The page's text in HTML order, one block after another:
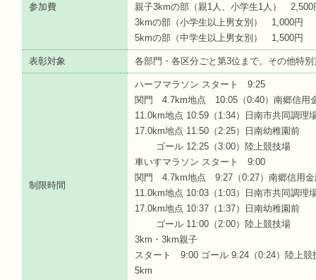
参加費
親子3kmの部（親1人、小学生1人） 2,500
3kmの部（小学生以上男女別） 1,000円
5kmの部（中学生以上男女別） 1,500円
表彰対象 各部門・各区分ごと第3位まで。その他特
制限時間
ハーフマラソン スタート 9:25
関門 4.7km地点 10:05（0:40）南郷信用
11.0km地点 10:59（1:34）日南市共同調理
17.0km地点 11:50（2:25）日南幼稚園前
ゴール 12:25（3:00）陸上競技場
車いすマラソン スタート 9:00
関門 4.7km地点 9:27（0:27）南郷信用金
11.0km地点 10:03（1:03）日南市共同調理
17.0km地点 10:37（1:37）日南幼稚園前
ゴール 11:00（2:00）陸上競技場
3km・3km親子
スタート 9:00 ゴール 9:24（0:24）陸上競
5km